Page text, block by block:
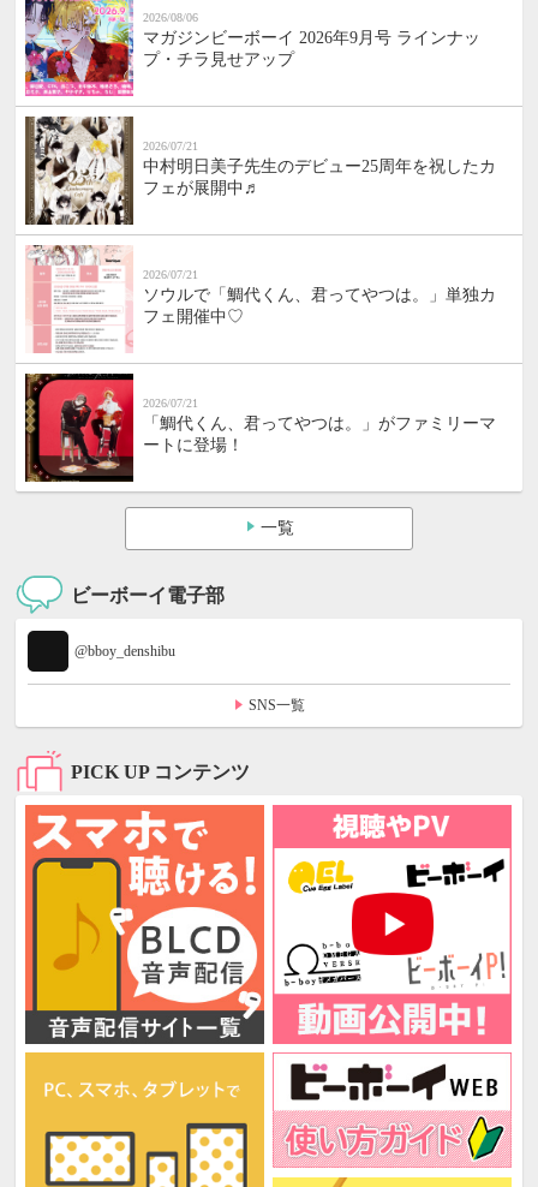
2026/08/06
マガジンビーボーイ 2026年9月号 ラインナッ
プ・チラ見せアップ
2026/07/21
中村明日美子先生のデビュー25周年を祝したカ
フェが展開中♬
2026/07/21
ソウルで「鯛代くん、君ってやつは。」単独カ
フェ開催中♡
2026/07/21
「鯛代くん、君ってやつは。」がファミリーマ
ートに登場！
一覧
ビーボーイ電子部
@bboy_denshibu
SNS一覧
PICK UP コンテンツ